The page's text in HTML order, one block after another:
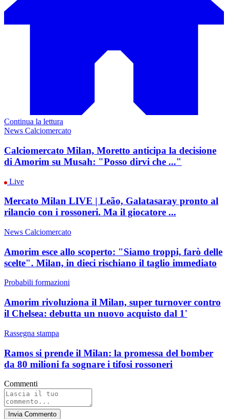
Continua la lettura
News Calciomercato
Calciomercato Milan, Moretto anticipa la decisione
di Amorim su Musah: "Posso dirvi che ..."
Live
Mercato Milan LIVE | Leão, Galatasaray pronto al
rilancio con i rossoneri. Ma il giocatore ...
News Calciomercato
Amorim esce allo scoperto: "Siamo troppi, farò delle
scelte". Milan, in dieci rischiano il taglio immediato
Probabili formazioni
Amorim rivoluziona il Milan, super turnover contro
il Chelsea: debutta un nuovo acquisto dal 1'
Rassegna stampa
Ramos si prende il Milan: la promessa del bomber
da 80 milioni fa sognare i tifosi rossoneri
Commenti
Invia Commento